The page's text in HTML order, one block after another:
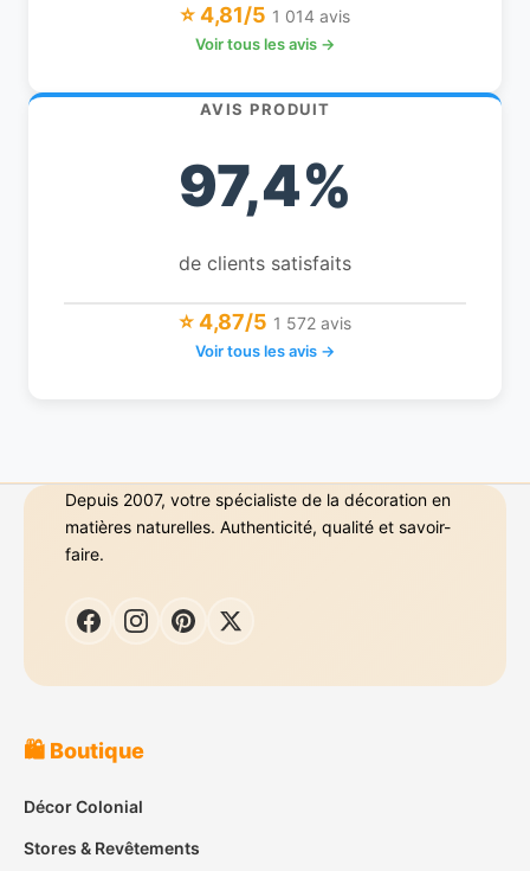
⭐ 4,81/5 1 014 avis
Voir tous les avis →
AVIS PRODUIT
97,4%
de clients satisfaits
⭐ 4,87/5 1 572 avis
Voir tous les avis →
Depuis 2007, votre spécialiste de la décoration en
matières naturelles. Authenticité, qualité et savoir-
faire.
🛍️ Boutique
Décor Colonial
Stores & Revêtements